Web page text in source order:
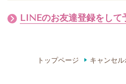
LINEのお友達登録をして
トップページ キャンセ